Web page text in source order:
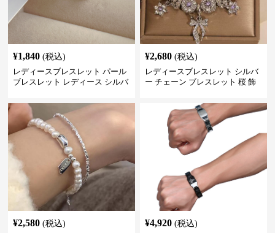
¥1,840 (税込)
レディースブレスレット パール
ブレスレット レディース シルバ
¥2,680 (税込)
レディースブレスレット シルバ
ー チェーン ブレスレット 桜 飾
¥2,580 (税込)
¥4,920 (税込)